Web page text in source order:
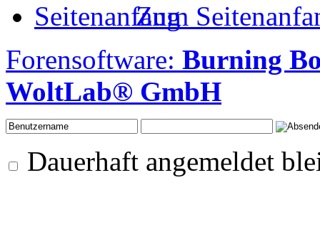
Zum
Forensoftware: Burning
WoltLab® GmbH
Dauerhaft angemeldet